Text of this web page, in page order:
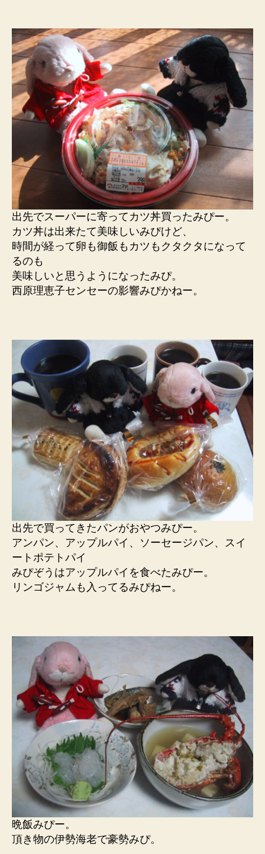
出先でスーパーに寄ってカツ丼買ったみぴー。
カツ丼は出来たて美味しいみぴけど、
時間が経って卵も御飯もカツもクタクタになって
るのも
美味しいと思うようになったみぴ。
西原理恵子センセーの影響みぴかねー。
出先で買ってきたパンがおやつみぴー。
アンパン、アップルパイ、ソーセージパン、スイ
ートポテトパイ
みぴぞうはアップルパイを食べたみぴー。
リンゴジャムも入ってるみぴねー。
晩飯みぴー。
頂き物の伊勢海老で豪勢みぴ。